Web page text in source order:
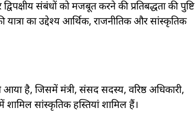
संबंधों को मजबूत करने की प्रतिबद्धता की पुष्टि
यात्रा का उद्देश्य आर्थिक, राजनीतिक और सांस्कृतिक
आया है, जिसमें मंत्री, संसद सदस्य, वरिष्ठ अधिकारी,
शामिल सांस्कृतिक हस्तियां शामिल हैं।